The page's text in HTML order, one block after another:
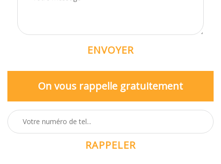
On vous rappelle gratuitement